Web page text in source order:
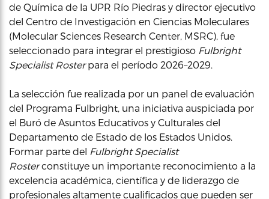
de Química de la UPR Río Piedras y director ejecutivo
del Centro de Investigación en Ciencias Moleculares
(Molecular Sciences Research Center, MSRC), fue
seleccionado para integrar el prestigioso Fulbright
Specialist Rosterpara el período 2026–2029.
La selección fue realizada por un panel de evaluación
del Programa Fulbright, una iniciativa auspiciada por
el Buró de Asuntos Educativos y Culturales del
Departamento de Estado de los Estados Unidos.
Formar parte del Fulbright Specialist
Rosterconstituye un importante reconocimiento a la
excelencia académica, científica y de liderazgo de
profesionales altamente cualificados que pueden ser